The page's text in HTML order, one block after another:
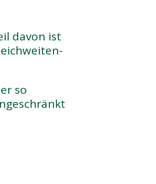
davon ist
so